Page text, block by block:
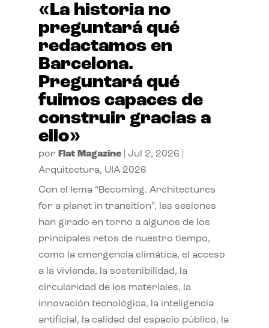
«La historia no
preguntará qué
redactamos en
Barcelona.
Preguntará qué
fuimos capaces de
construir gracias a
ello»
por Flat Magazine| Jul 2, 2026
Arquitectura, UIA 2026
Con el lema “Becoming. Architectures
for a planet in transition”, las sesiones
han girado en torno a algunos de los
principales retos de nuestro tiempo,
como la emergencia climática, el acceso
a la vivienda, la sostenibilidad, la
circularidad de los materiales, la
innovación tecnológica, la inteligencia
artificial, la calidad del espacio público, la